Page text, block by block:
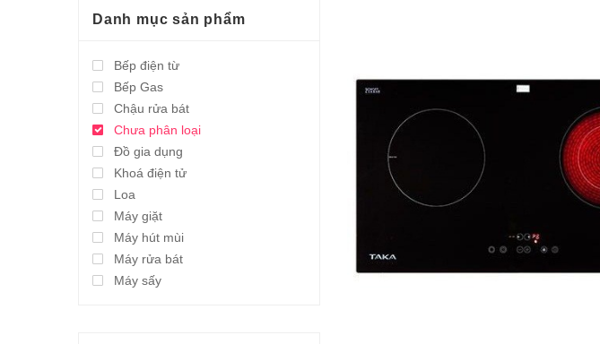
Danh mục sản phẩm
Bếp điện từ
Bếp Gas
Chậu rửa bát
Chưa phân loại
Đồ gia dụng
Khoá điện tử
Loa
Máy giặt
Máy hút mùi
Máy rửa bát
Máy sấy